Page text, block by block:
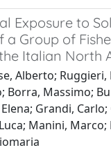
Exposure to
a Group of
Italian North
Alberto; Ruggieri,
Borra, Massimo;
Grandi,
Manini,